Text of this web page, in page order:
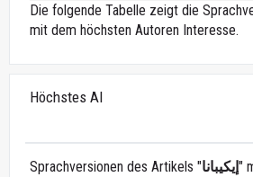
Die folgende Tabelle zeigt die
mit dem höchsten Autoren Interesse.
Höchstes AI
Sprachversionen des Artikels "إيكيبانا"